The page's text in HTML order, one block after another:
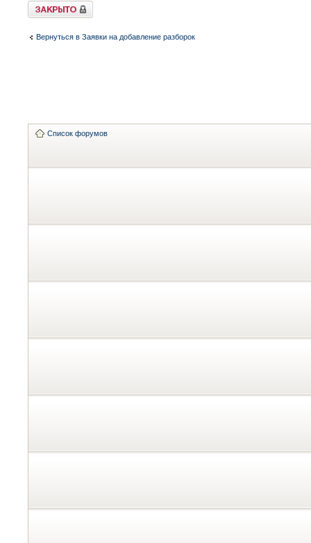
Закрыто
Вернуться в Заявки на добавление разборок
Список форумов